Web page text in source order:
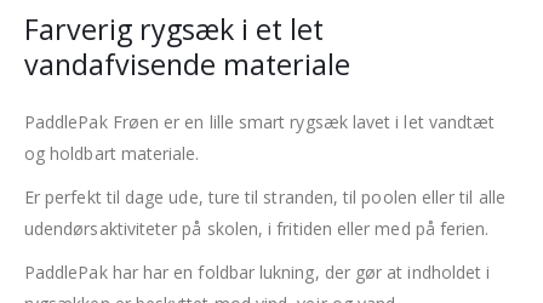
Farverig rygsæk i et let
vandafvisende materiale
PaddlePak Frøen er en lille smart rygsæk lavet i let vandtæt
og holdbart materiale.
Er perfekt til dage ude, ture til stranden, til poolen eller til alle
udendørsaktiviteter på skolen, i fritiden eller med på ferien.
PaddlePak har har en foldbar lukning, der gør at indholdet i